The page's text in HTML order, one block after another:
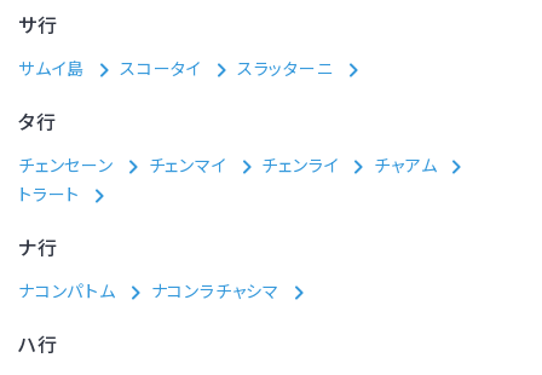
サ行
サムイ島 スコータイ スラッターニ
タ行
チェンセーン チェンマイ チェンライ
チャアム
トラート
ナ行
ナコンパトム ナコンラチャシマ
ハ行